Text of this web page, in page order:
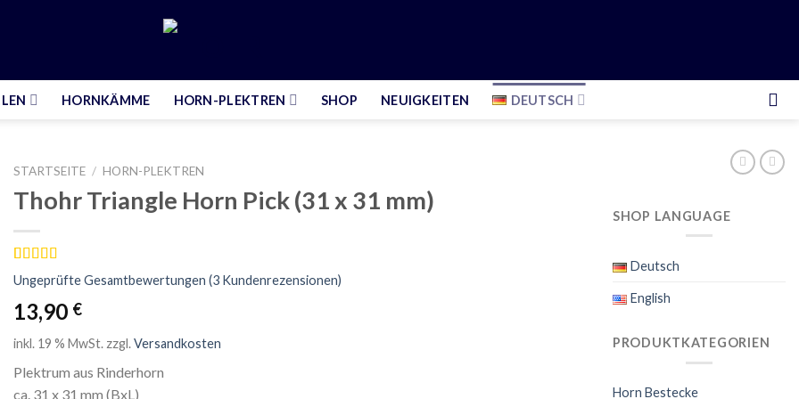
HORNKÄMME HORN-PLEKTREN SHOP NEUIGKEITEN DEUTSCH
STARTSEITE / HORN-PLEKTREN
Thohr Triangle Horn Pick (31 x 31 mm)
Bewertet
mit5.00von
5, basierend
auf
3
Ungeprüfte Gesamtbewertungen (3 Kundenrezensionen)
13,90 €
inkl. 19 % MwSt. zzgl.Versandkosten
Plektrum aus Rinderhorn
ca. 31 x 31 mm (BxL)
SHOP LANGUAGE
Deutsch
English
PRODUKTKATEGORIEN
Horn Bestecke